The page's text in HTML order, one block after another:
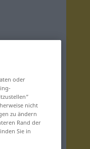
oder
nicht
zu ändern
Rand der
Sie in